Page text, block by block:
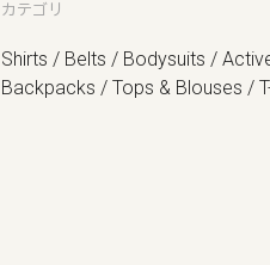
カテゴリ
Shirts / Belts / Bodysuits /
Backpacks / Tops & Blouses /